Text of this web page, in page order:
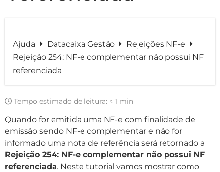
Ajuda Datacaixa Gestão
Rejeições NF-e
Rejeição 254: NF-e complementar não possui NF
referenciada
Tempo estimado de leitura: < 1 min
Quando for emitida uma NF-e com finalidade de
emissão sendo NF-e complementar e não for
informado uma nota de referência será retornado a
Rejeição 254: NF-e complementar não possui NF
referenciada. Neste tutorial vamos mostrar como